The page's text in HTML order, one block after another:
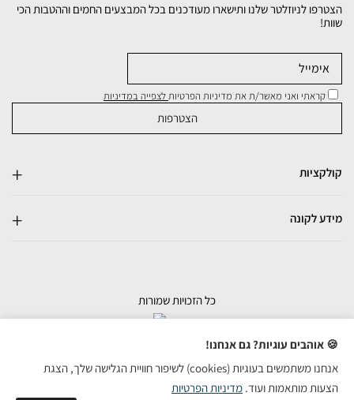
הצטרפו לניוזלטר שלנו ותישארו מעודכנים בכל המבצעים החמים וההטבות הכי
שוות!
קראתי ואני מאשר/ת את מדיניות הפרטיותלצפייה במדיניות
קולקציות
מידע לקונה
בניית אתרי מכירות
כל הזכויות שמורות
🍪 אוהבים עוגיות? גם אנחנו!
אנחנו משתמשים בעוגיות (cookies) לשיפור חוויית הגלישה שלך, הצגת
הצעות מותאמות ועוד. מדיניות הפרטיות